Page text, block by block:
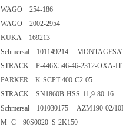
WAGO 254-186
WAGO 2002-2954
KUKA 169213
Schmersal 101149214
STRACK P-446X546-46-2312-OXA-IT
PARKER K-SCPT-400-C2-05
STRACK SN1860B-HSS-11,9-80-16
Schmersal 101030175 AZM190-02/
M+C 90S0020 S-2K150